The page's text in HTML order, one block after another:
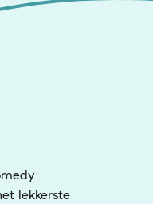
lekkerste